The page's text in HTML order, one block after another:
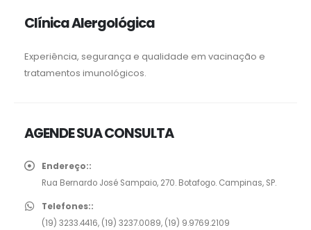
Clínica Alergológica
Experiência, segurança e qualidade em vacinação e
tratamentos imunológicos.
AGENDE SUA CONSULTA
Endereço::
Rua Bernardo José Sampaio, 270. Botafogo. Campinas, SP.
Telefones::
(19) 3233.4416, (19) 3237.0089, (19) 9.9769.2109